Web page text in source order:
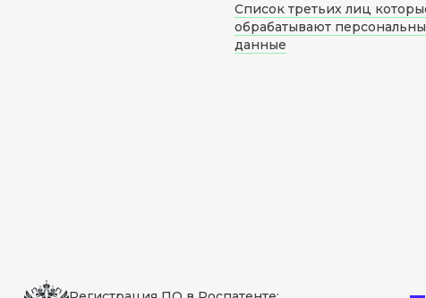
Список третьих лиц
обрабатывают
данные